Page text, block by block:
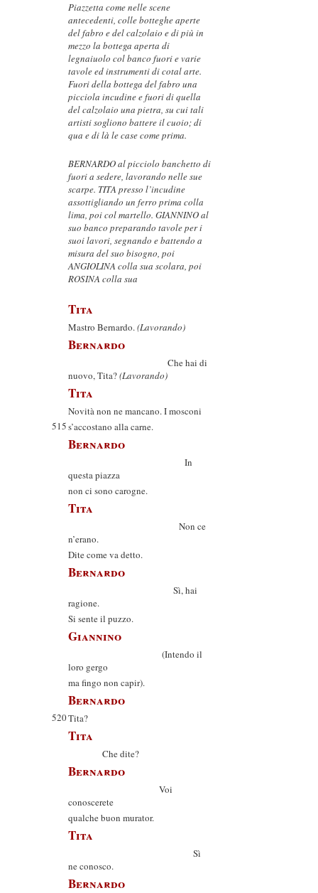
Piazzetta come nelle scene
antecedenti, colle botteghe aperte
del fabro e del calzolaio e di più in
mezzo la bottega aperta di
legnaiuolo col banco fuori e varie
tavole ed instrumenti di cotal arte.
Fuori della bottega del fabro una
picciola incudine e fuori di quella
del calzolaio una pietra, su cui tali
artisti sogliono battere il cuoio; di
qua e di là le case come prima.
BERNARDO al picciolo banchetto di
fuori a sedere, lavorando nelle sue
scarpe. TITA presso l’incudine
assottigliando un ferro prima colla
lima, poi col martello. GIANNINO al
suo banco preparando tavole per i
suoi lavori, segnando e battendo a
misura del suo bisogno, poi
ANGIOLINA colla sua scolara, poi
ROSINA colla sua
Tita
Mastro Bernardo.(Lavorando)
Bernardo
Che hai di
nuovo, Tita?(Lavorando)
Tita
Novità non ne mancano. I mosconi
515s’accostano alla carne.
Bernardo
In
questa piazza
non ci sono carogne.
Tita
Non ce
n’erano.
Dite come va detto.
Bernardo
Sì, hai
ragione.
Si sente il puzzo.
Giannino
(Intendo il
loro gergo
ma fingo non capir).
Bernardo
520Tita?
Tita
Che dite?
Bernardo
Voi
conoscerete
qualche buon murator.
Tita
Sì
ne conosco.
Bernardo